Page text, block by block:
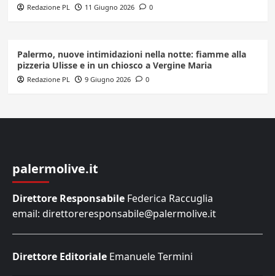
Redazione PL 11 Giugno 2026 0
Palermo, nuove intimidazioni nella notte: fiamme alla
pizzeria Ulisse e in un chiosco a Vergine Maria
Redazione PL 9 Giugno 2026 0
palermolive.it
Direttore Responsabile Federica Raccuglia
email: direttoreresponsabile@palermolive.it
Direttore Editoriale Emanuele Termini